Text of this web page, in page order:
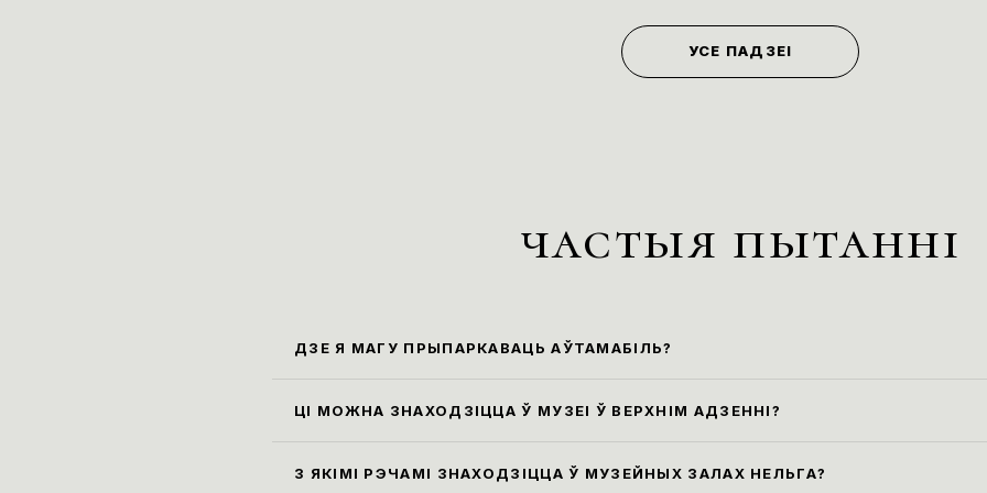
УСЕ ПАДЗЕІ
частыя пытанні
ДЗЕ Я МАГУ ПРЫПАРКАВАЦЬ АЎТАМАБІЛЬ?
Карла Маркса (паркоўка платная)
ЦІ МОЖНА ЗНАХОДЗІЦЦА Ў МУЗЕІ Ў ВЕРХНІМ АДЗЕННІ?
экспазіцыі ў верхнім адзенні. Яго неабходна пакінуць у
З ЯКІМІ РЭЧАМІ ЗНАХОДЗІЦЦА Ў МУЗЕЙНЫХ ЗАЛАХ НЕЛЬГА?